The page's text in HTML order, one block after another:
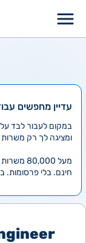
עדיין מחפשים
ומציגה לך רק
מעל 80,000 משרות • 4,000 חדשות ביום
חינם. בלי פרסומות.